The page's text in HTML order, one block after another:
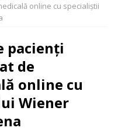
online cu specialiștii
pacienți
de
online cu
Wiener